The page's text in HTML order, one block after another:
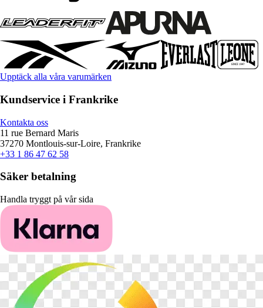
Upptäck alla våra varumärken
Kundservice i Frankrike
Kontakta oss
11 rue Bernard Maris
37270 Montlouis-sur-Loire, Frankrike
+33 1 86 47 62 58
Säker betalning
Handla tryggt på vår sida